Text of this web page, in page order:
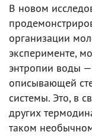
В новом
организации
эксперименте,
энтропии воды
описывающей
системы. Это, в
других
таком